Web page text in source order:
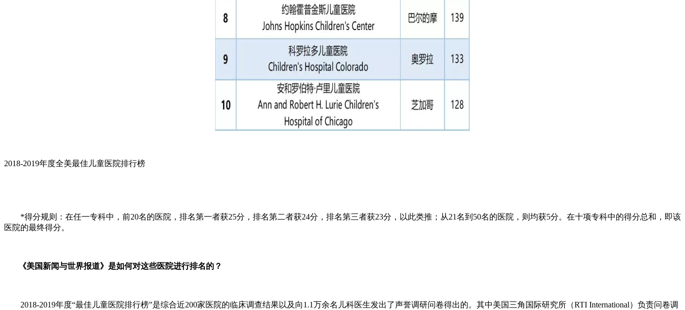
2018-2019年度全美最佳儿童医院排行榜
*得分规则：在任一专科中，前20名的医院，排名第一者获25分，排名第二者获24分，排名第三者获23分，以此类推；从21名到50名的医院，则均获5分。在十项专科中的得分总和，即该
医院的最终得分。
《美国新闻与世界报道》是如何对这些医院进行排名的？
2018-2019年度“最佳儿童医院排行榜”是综合近200家医院的临床调查结果以及向1.1万余名儿科医生发出了声誉调研问卷得出的。其中美国三角国际研究所（RTI International）负责问卷调